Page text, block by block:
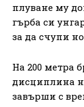
плуване му
гърба си
за да счупи
На 200 метра
дисциплина
завърши с